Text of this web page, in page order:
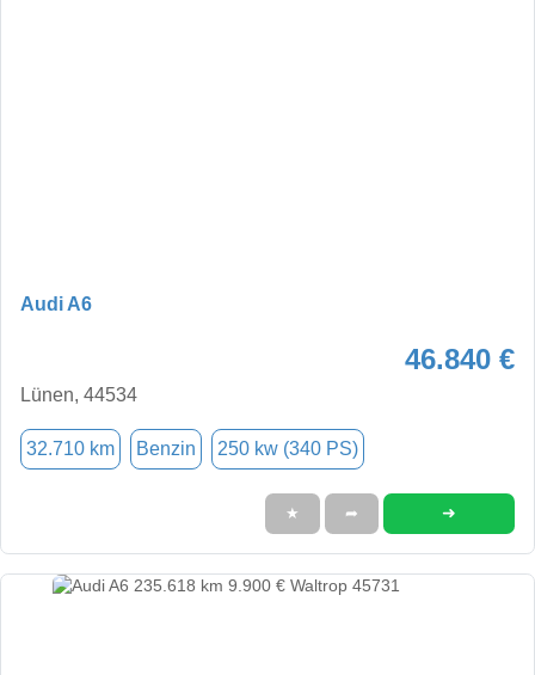
Audi A6
46.840 €
Lünen, 44534
32.710 km Benzin 250 kw (340 PS)
★ ➦ ➜